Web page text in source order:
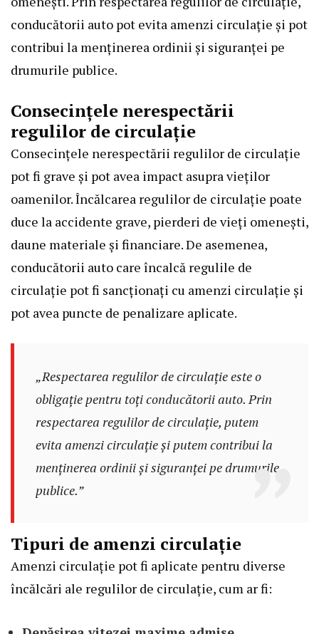
conducătorii auto pot evita amenzi circulație și pot
contribui la menținerea ordinii și siguranței pe
drumurile publice.
Consecințele nerespectării
regulilor de circulație
Consecințele nerespectării regulilor de circulație
pot fi grave și pot avea impact asupra vieților
oamenilor. Încălcarea regulilor de circulație poate
duce la accidente grave, pierderi de vieți omenești,
daune materiale și financiare. De asemenea,
conducătorii auto care încalcă regulile de
circulație pot fi sancționați cu amenzi circulație și
pot avea puncte de penalizare aplicate.
„Respectarea regulilor de circulație este o
obligație pentru toți conducătorii auto. Prin
respectarea regulilor de circulație, putem
evita amenzi circulație și putem contribui la
menținerea ordinii și siguranței pe drumurile
publice.”
Tipuri de amenzi circulație
Amenzi circulație pot fi aplicate pentru diverse
încălcări ale regulilor de circulație, cum ar fi: